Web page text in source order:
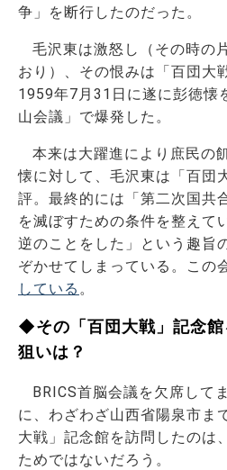
争」を断行したのだった。
毛沢東は激怒し（その時の
おり）、その恨みは「百団大
1959年7月31日に遂に彭徳懐
山会議」で爆発した。
本来は大躍進により庶民の
懐に対して、毛沢東は「百団
評。最終的には「第二次国共
を滅ぼすための条件を整えて
逆のことをした」という趣旨
ぞかせてしまっている。この
している 。
◆その「百団大戦」記念
狙いは？
BRICS首脳会議を欠席して
に、わざわざ山西省陽泉市ま
大戦」記念館を訪問したのは
ためではないだろう。